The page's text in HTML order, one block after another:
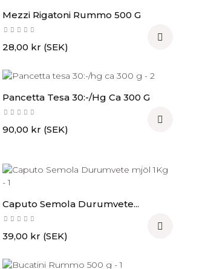
Mezzi Rigatoni Rummo 500 G
Pris
28,00 kr (SEK)

Pancetta Tesa 30:-/hg Ca 300 G
Pris
90,00 kr (SEK)

Caputo Semola Durumvete...
Pris
39,00 kr (SEK)
